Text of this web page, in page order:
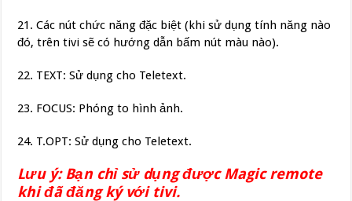
21. Các nút chức năng đặc biệt (khi sử dụng tính năng nào
đó, trên tivi sẽ có hướng dẫn bấm nút màu nào).
22. TEXT: Sử dụng cho Teletext.
23. FOCUS: Phóng to hình ảnh.
24. T.OPT: Sử dụng cho Teletext.
Lưu ý: Bạn chỉ sử dụng được Magic remote
khi đã đăng ký với tivi.